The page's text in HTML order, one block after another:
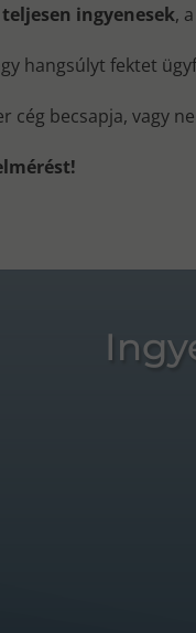
teljesen ingyenesek,
hangsúlyt fektet
cég becsapja, vagy